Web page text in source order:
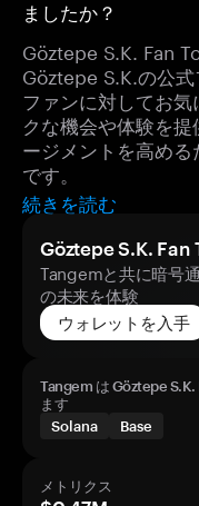
ましたか？
Göztepe S.K. Fan
Göztepe S.K.の公式
ファンに対してお
クな機会や体験を
ージメントを高め
です。
続きを読む
Göztepe S.K. Fan
Tangemと共に暗号
の未来を体験
ウォレットを入手
Tangem は Göztepe
ます
Solana
Base
メトリクス